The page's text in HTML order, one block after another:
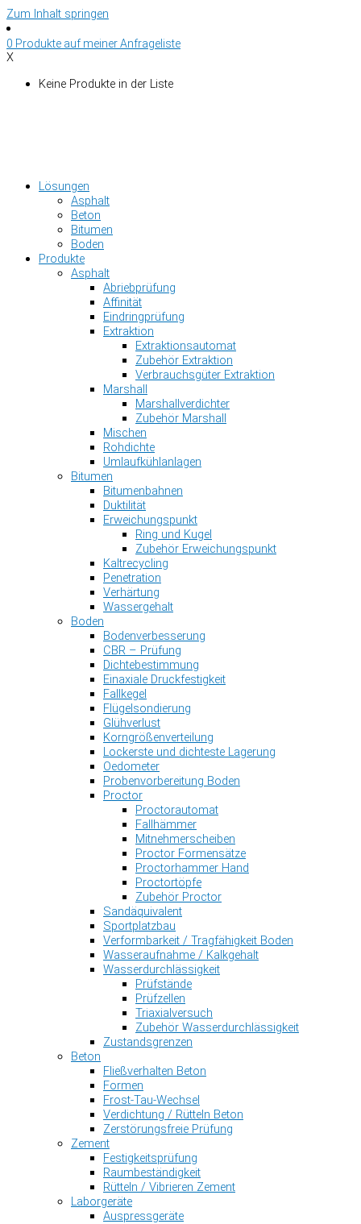
Zum Inhalt springen
0 Produkte auf meiner Anfrageliste
X
Keine Produkte in der Liste
Lösungen
Asphalt
Beton
Bitumen
Boden
Produkte
Asphalt
Abriebprüfung
Affinität
Eindringprüfung
Extraktion
Extraktionsautomat
Zubehör Extraktion
Verbrauchsgüter Extraktion
Marshall
Marshallverdichter
Zubehör Marshall
Mischen
Rohdichte
Umlaufkühlanlagen
Bitumen
Bitumenbahnen
Duktilität
Erweichungspunkt
Ring und Kugel
Zubehör Erweichungspunkt
Kaltrecycling
Penetration
Verhärtung
Wassergehalt
Boden
Bodenverbesserung
CBR – Prüfung
Dichtebestimmung
Einaxiale Druckfestigkeit
Fallkegel
Flügelsondierung
Glühverlust
Korngrößenverteilung
Lockerste und dichteste Lagerung
Oedometer
Probenvorbereitung Boden
Proctor
Proctorautomat
Fallhämmer
Mitnehmerscheiben
Proctor Formensätze
Proctorhammer Hand
Proctortöpfe
Zubehör Proctor
Sandäquivalent
Sportplatzbau
Verformbarkeit / Tragfähigkeit Boden
Wasseraufnahme / Kalkgehalt
Wasserdurchlässigkeit
Prüfstände
Prüfzellen
Triaxialversuch
Zubehör Wasserdurchlässigkeit
Zustandsgrenzen
Beton
Fließverhalten Beton
Formen
Frost-Tau-Wechsel
Verdichtung / Rütteln Beton
Zerstörungsfreie Prüfung
Zement
Festigkeitsprüfung
Raumbeständigkeit
Rütteln / Vibrieren Zement
Laborgeräte
Auspressgeräte